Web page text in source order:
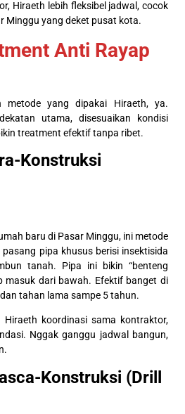
Hiraeth lebih fleksibel jadwal, cocok
Minggu yang deket pusat kota.
Anti Rayap
metode yang dipakai Hiraeth, ya.
utama, disesuaikan kondisi
treatment efektif tanpa ribet.
Konstruksi
baru di Pasar Minggu, ini metode
pipa khusus berisi insektisida
tanah. Pipa ini bikin “benteng
masuk dari bawah. Efektif banget di
tahan lama sampe 5 tahun.
Hiraeth koordinasi sama kontraktor,
Nggak ganggu jadwal bangun,
Konstruksi (Drill